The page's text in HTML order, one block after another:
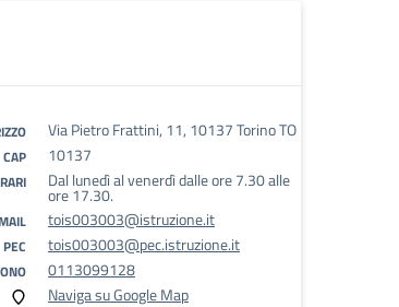
Via Pietro Frattini, 11, 10137 Torino TO
CAP 10137
Dal lunedì al venerdì dalle ore 7.30 alle
ore 17.30.
tois003003@istruzione.it
PEC tois003003@pec.istruzione.it
0113099128
Naviga su Google Map